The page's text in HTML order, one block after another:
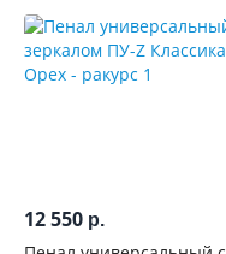
12 550 р.